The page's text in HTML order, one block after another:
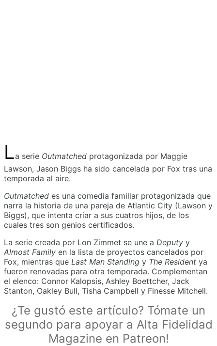
La serie Outmatched protagonizada por Maggie
Lawson, Jason Biggs ha sido cancelada por Fox tras una
temporada al aire.
Outmatched es una comedia familiar protagonizada que
narra la historia de una pareja de Atlantic City (Lawson y
Biggs), que intenta criar a sus cuatros hijos, de los
cuales tres son genios certificados.
La serie creada por Lon Zimmet se une a Deputy y
Almost Family en la lista de proyectos cancelados por
Fox, mientras que Last Man Standing y The Resident ya
fueron renovadas para otra temporada. Complementan
el elenco: Connor Kalopsis, Ashley Boettcher, Jack
Stanton, Oakley Bull, Tisha Campbell y Finesse Mitchell.
¿Te gustó este artículo? Tómate un
segundo para apoyar a Alta Fidelidad
Magazine en Patreon!